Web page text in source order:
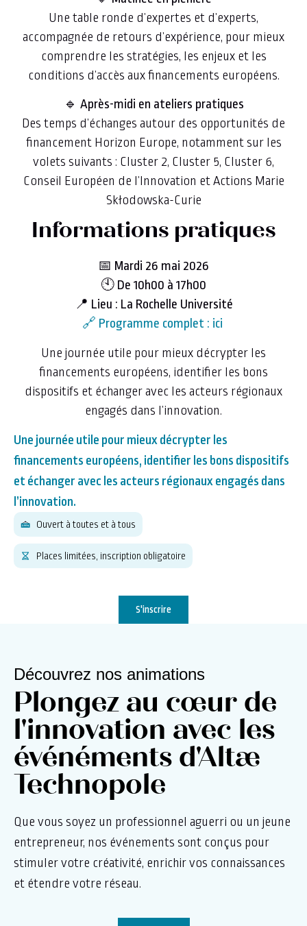
Une table ronde d’expertes et d’experts,
accompagnée de retours d’expérience, pour mieux
comprendre les stratégies, les enjeux et les
conditions d’accès aux financements européens.
🔹 Après-midi en ateliers pratiques
Des temps d’échanges autour des opportunités de
financement Horizon Europe, notamment sur les
volets suivants : Cluster 2, Cluster 5, Cluster 6,
Conseil Européen de l’Innovation et Actions Marie
Skłodowska-Curie
Informations pratiques
📅 Mardi 26 mai 2026
🕙 De 10h00 à 17h00
📍 Lieu : La Rochelle Université
🔗 Programme complet : ici
Une journée utile pour mieux décrypter les
financements européens, identifier les bons
dispositifs et échanger avec les acteurs régionaux
engagés dans l’innovation.
Une journée utile pour mieux décrypter les
financements européens, identifier les bons dispositifs
et échanger avec les acteurs régionaux engagés dans
l’innovation.
Ouvert à toutes et à tous
Places limitées, inscription obligatoire
S'inscrire
Découvrez nos animations
Plongez au cœur de
l'innovation avec les
événéments d'Altæ
Technopole
Que vous soyez un professionnel aguerri ou un jeune
entrepreneur, nos événements sont conçus pour
stimuler votre créativité, enrichir vos connaissances
et étendre votre réseau.